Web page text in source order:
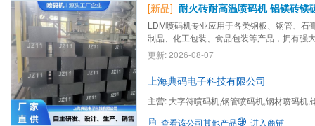
[新品]
LDM喷码机专业应用于各类钢板、钢管、石
制品、化工包装、食品包装等产品，拥有强
为用户提供好的喷码标识解决方案，一对一
产需求，针对于特殊的应用，可非标定制喷
更新: 2026-08-07
上海典码电子科技有限公司
主营: 大字符喷码机,钢管喷码机,钢材喷码机,
查看该公司其他产品 进入商铺